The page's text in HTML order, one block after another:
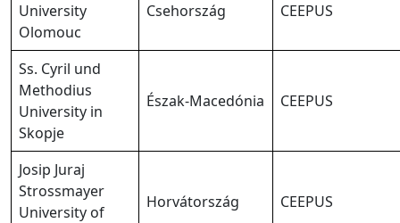
University
Olomouc
Csehország CEEPUS
Ss. Cyril und
Methodius
University in
Skopje
Észak-Macedónia CEEPUS
Josip Juraj
Strossmayer
University of
Horvátország CEEPUS